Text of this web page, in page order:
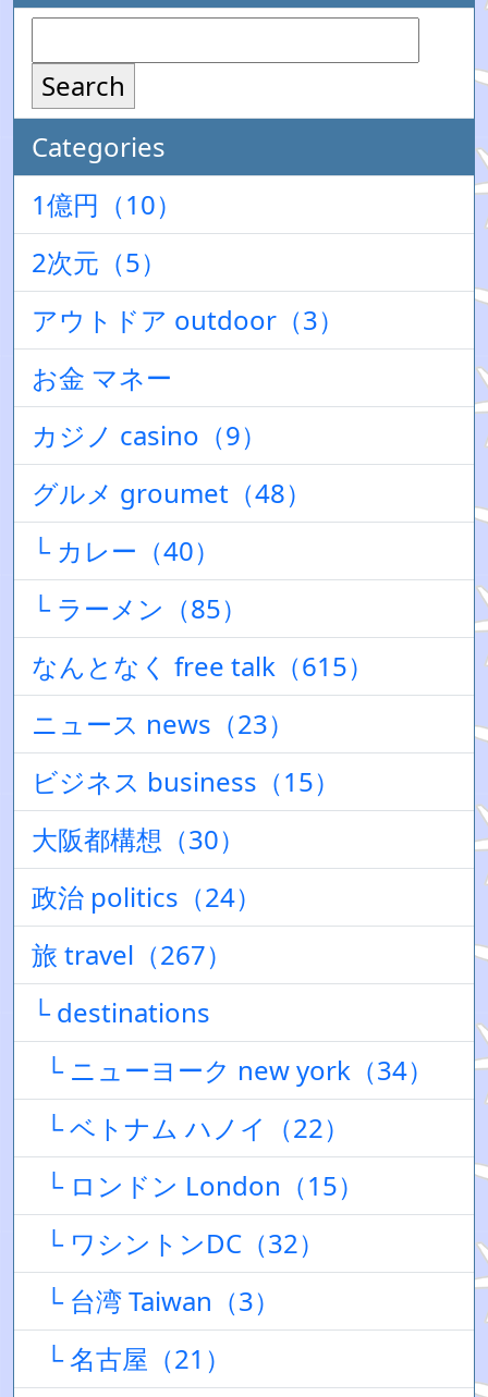
Search
Categories
1億円（10）
2次元（5）
アウトドア outdoor（3）
お金 マネー
カジノ casino（9）
グルメ groumet（48）
└ カレー（40）
└ ラーメン（85）
なんとなく free talk（615）
ニュース news（23）
ビジネス business（15）
大阪都構想（30）
政治 politics（24）
旅 travel（267）
└ destinations
└ ニューヨーク new york（34）
└ ベトナム ハノイ（22）
└ ロンドン London（15）
└ ワシントンDC（32）
└ 台湾 Taiwan（3）
└ 名古屋（21）